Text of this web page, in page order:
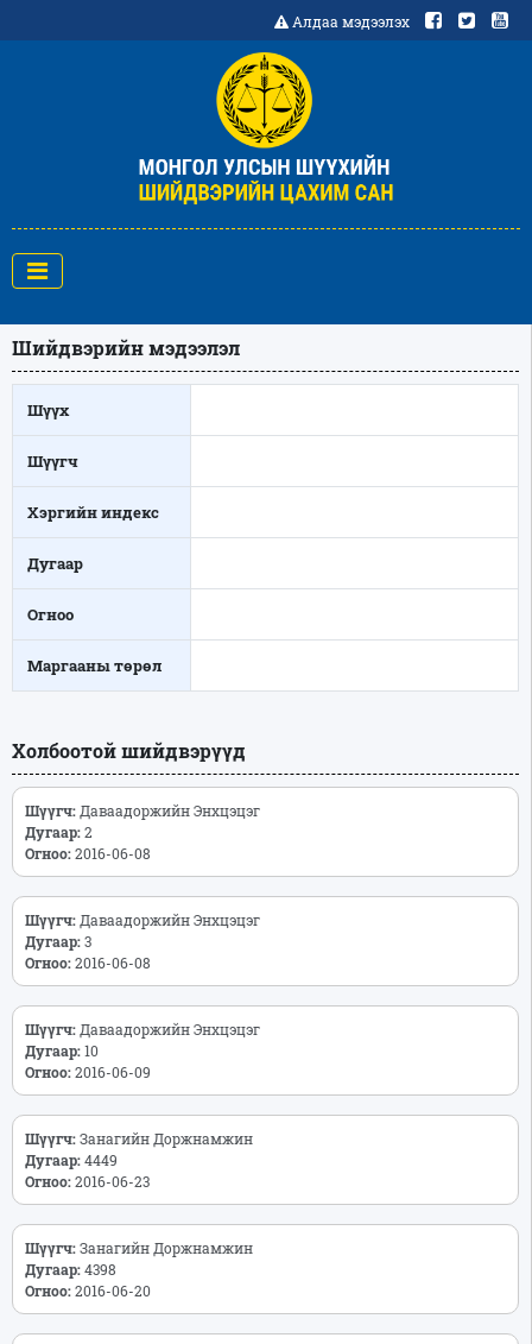
Алдаа мэдээлэх
Шийдвэрийн мэдээлэл
Шүүх
Шүүгч
Хэргийн индекс
Дугаар
Огноо
Маргааны төрөл
Холбоотой шийдвэрүүд
Шүүгч: Даваадоржийн Энхцэцэг
Дугаар:2
Огноо:2016-06-08
Шүүгч: Даваадоржийн Энхцэцэг
Дугаар:3
Огноо:2016-06-08
Шүүгч: Даваадоржийн Энхцэцэг
Дугаар:10
Огноо:2016-06-09
Шүүгч:Занагийн Доржнамжин
Дугаар:4449
Огноо:2016-06-23
Шүүгч:Занагийн Доржнамжин
Дугаар:4398
Огноо:2016-06-20